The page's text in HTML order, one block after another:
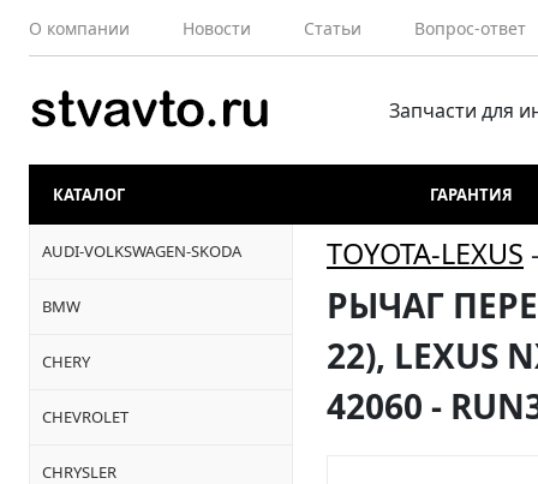
О компании Новости Статьи Вопрос-ответ
Запчасти для
КАТАЛОГ ГАРАНТИЯ
AUDI-VOLKSWAGEN-SKODA
BMW
CHERY
CHEVROLET
CHRYSLER
TOYOTA-LEXUS
РЫЧАГ
22), LEXUS
42060 -